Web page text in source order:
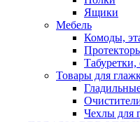
Ящики
Мебель
Комоды,
Табуретки,
Товары для
Чехлы для